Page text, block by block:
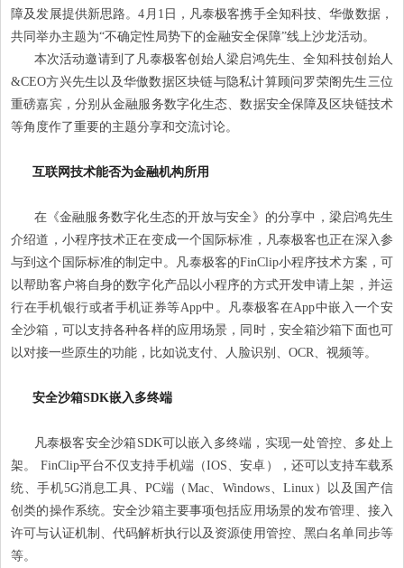
障及发展提供新思路。4月1日，凡泰极客携手全知科技、华傲数据，
共同举办主题为“不确定性局势下的金融安全保障”线上沙龙活动。
本次活动邀请到了凡泰极客创始人梁启鸿先生、全知科技创始人
&CEO方兴先生以及华傲数据区块链与隐私计算顾问罗荣阁先生三位
重磅嘉宾，分别从金融服务数字化生态、数据安全保障及区块链技术
等角度作了重要的主题分享和交流讨论。
互联网技术能否为金融机构所用
在《金融服务数字化生态的开放与安全》的分享中，梁启鸿先生
介绍道，小程序技术正在变成一个国际标准，凡泰极客也正在深入参
与到这个国际标准的制定中。凡泰极客的FinClip小程序技术方案，可
以帮助客户将自身的数字化产品以小程序的方式开发申请上架，并运
行在手机银行或者手机证券等App中。凡泰极客在App中嵌入一个安
全沙箱，可以支持各种各样的应用场景，同时，安全箱沙箱下面也可
以对接一些原生的功能，比如说支付、人脸识别、OCR、视频等。
安全沙箱SDK嵌入多终端
凡泰极客安全沙箱SDK可以嵌入多终端，实现一处管控、多处上
架。 FinClip平台不仅支持手机端（IOS、安卓），还可以支持车载系
统、手机5G消息工具、PC端（Mac、Windows、Linux）以及国产信
创类的操作系统。安全沙箱主要事项包括应用场景的发布管理、接入
许可与认证机制、代码解析执行以及资源使用管控、黑白名单同步等
等。